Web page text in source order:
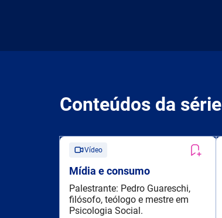
Conteúdos da série
Vídeo
Mídia e consumo
Palestrante: Pedro Guareschi,
filósofo, teólogo e mestre em
Psicologia Social.